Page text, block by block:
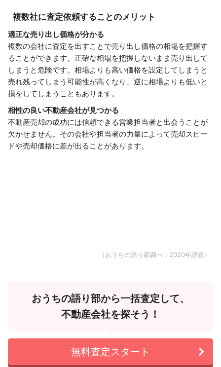
複数社に査定依頼することのメリット
適正な売り出し価格が分かる
複数の会社に査定を出すことで売り出し価格の相場を把握す
ることができます。正確な相場を把握しないまま売り出して
しまうと危険です。相場よりも高い価格を設定してしまうと
売れ残ってしまう可能性が高くなり、逆に相場よりも低いと
損をしてしまうこともあります。
相性の良い不動産会社が見つかる
不動産売却の成功には信頼できる営業担当者と出会うことが
欠かせません。その会社や担当者の力量によって売却スピー
ドや売却価格に差が出ることがあります。
（おうちの語り部調べ：2020年調査）
おうちの語り部から一括査定して、
不動産会社を探そう！
無料査定スタート